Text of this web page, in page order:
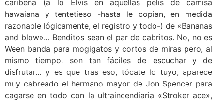
caribeña (a lo Elvis en aquellas pelis de camisa
hawaiana y tentetieso -hasta le copian, en medida
razonable lógicamente, el registro y todo-) de «Bananas
and blow»… Benditos sean el par de cabritos. No, no es
Ween banda para mogigatos y cortos de miras pero, al
mismo tiempo, son tan fáciles de escuchar y de
disfrutar… y es que tras eso, tócate lo tuyo, aparece
muy cabreado el hermano mayor de Jon Spencer para
cagarse en todo con la ultraincendiaria «Stroker ace»,